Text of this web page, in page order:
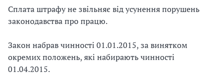
Сплата штрафу не звільняє від усунення порушень
законодавства про працю.
Закон набрав чинності 01.01.2015, за винятком
окремих положень, які набирають чинності
01.04.2015.